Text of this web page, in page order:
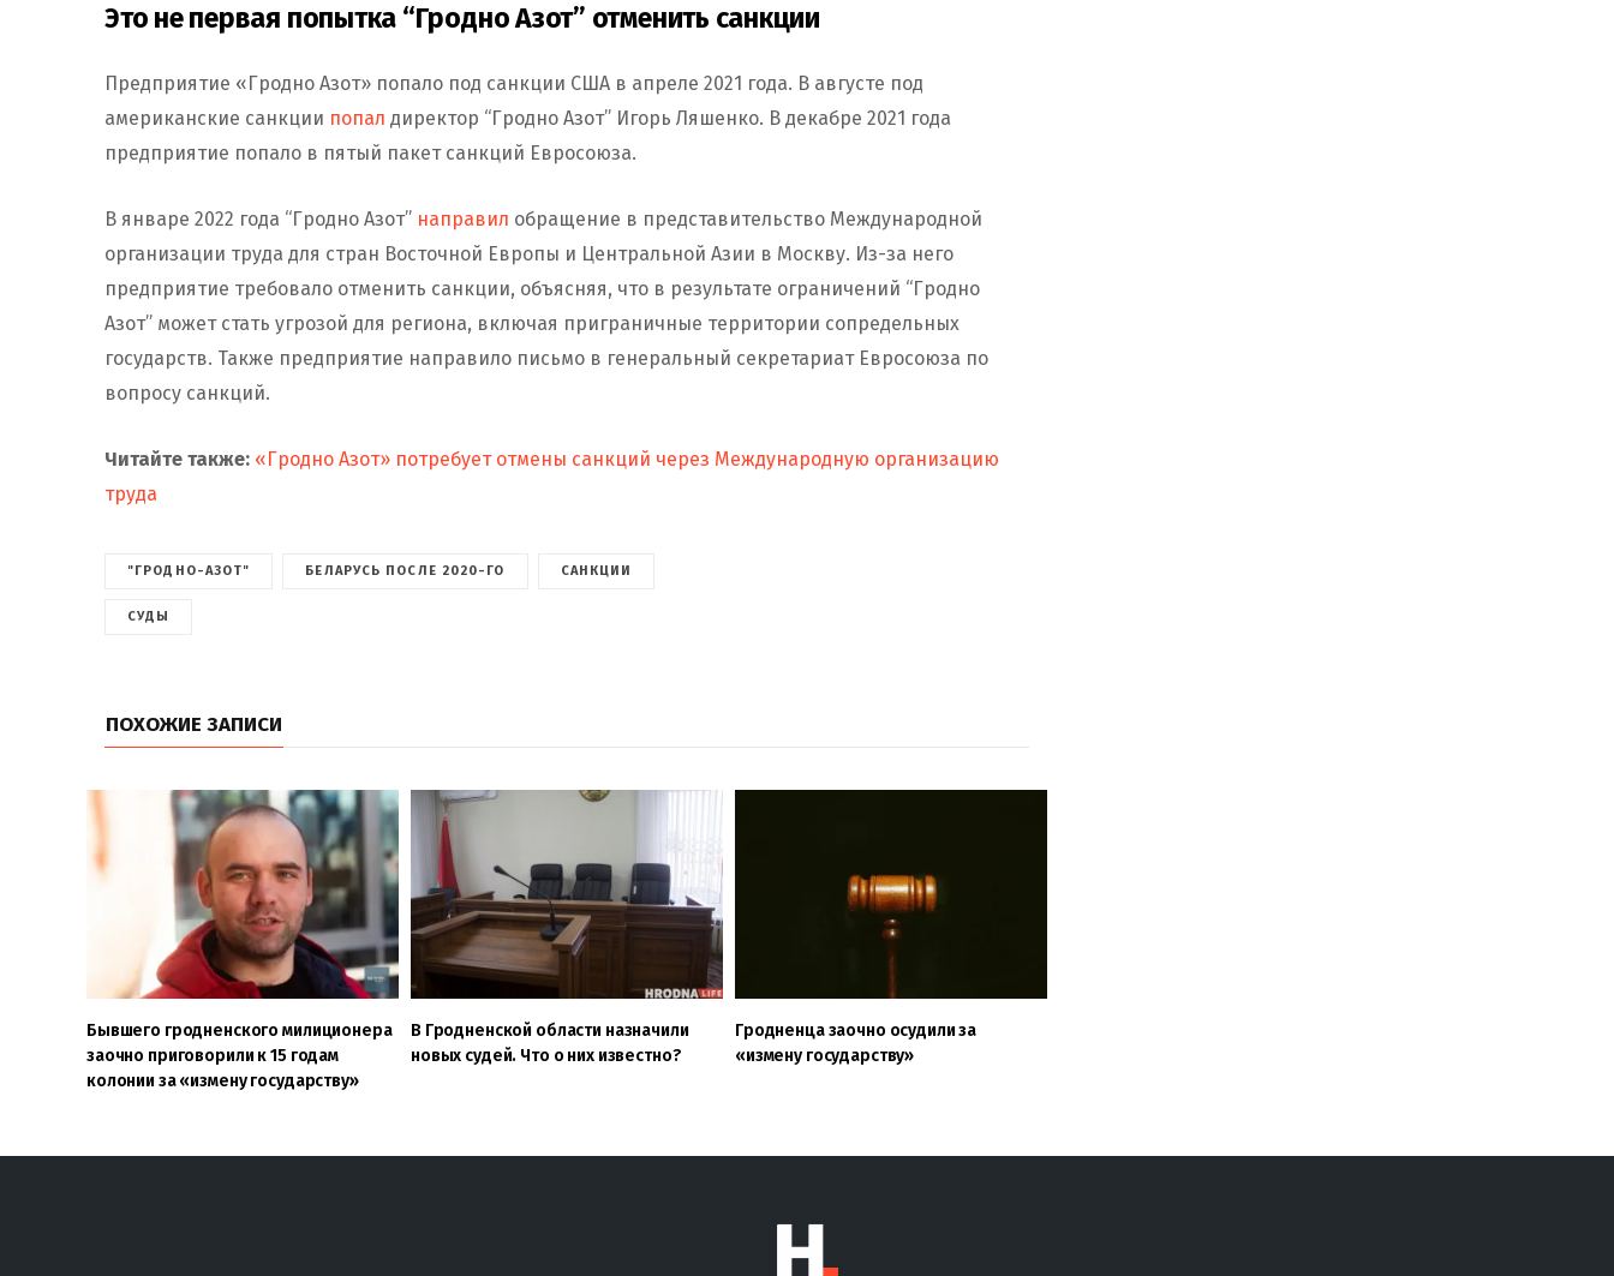
Это не первая попытка “Гродно Азот” отменить санкции
Предприятие «Гродно Азот» попало под санкции США в апреле 2021 года. В августе под
американские санкции попал директор “Гродно Азот” Игорь Ляшенко. В декабре 2021 года
предприятие попало в пятый пакет санкций Евросоюза.
В январе 2022 года “Гродно Азот” направил обращение в представительство Международной
организации труда для стран Восточной Европы и Центральной Азии в Москву. Из-за него
предприятие требовало отменить санкции, объясняя, что в результате ограничений “Гродно
Азот” может стать угрозой для региона, включая приграничные территории сопредельных
государств. Также предприятие направило письмо в генеральный секретариат Евросоюза по
вопросу санкций.
Читайте также: «Гродно Азот» потребует отмены санкций через Международную организацию
труда
"ГРОДНО-АЗОТ" БЕЛАРУСЬ ПОСЛЕ 2020-ГО САНКЦИИ
СУДЫ
ПОХОЖИЕ ЗАПИСИ
Бывшего гродненского милиционера
заочно приговорили к 15 годам
колонии за «измену государству»
В Гродненской области назначили
новых судей. Что о них известно?
Гродненца заочно осудили за
«измену государству»